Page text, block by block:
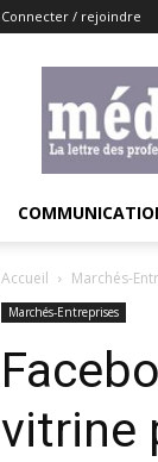
Connecter / rejoindre
Accueil Marchés-
Marchés-Entreprises
vitrine